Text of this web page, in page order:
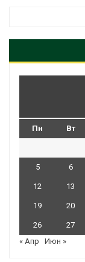
Пн Вт
5 6
12 13
19 20
26 27
« Апр
Июн »